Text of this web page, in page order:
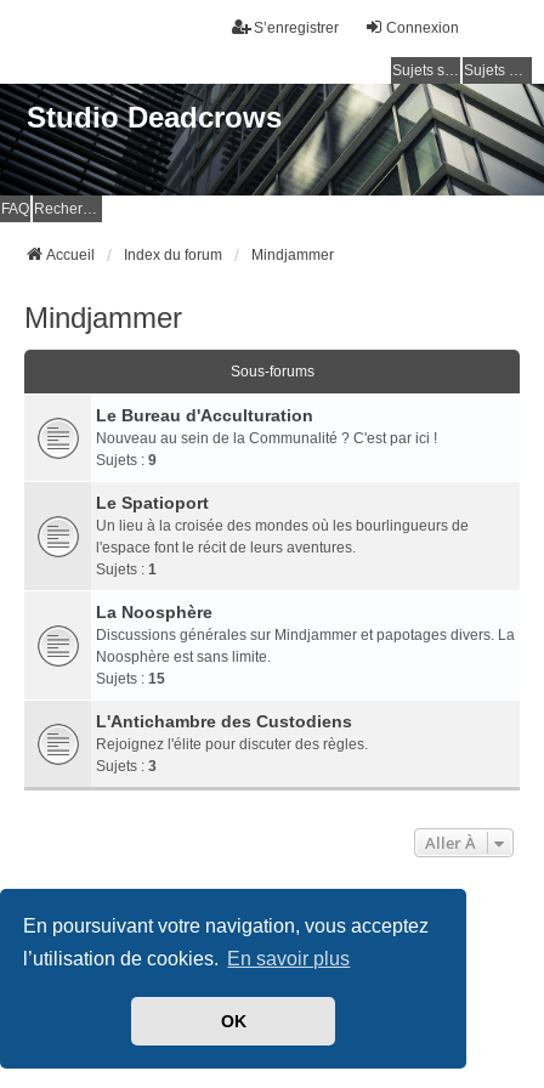
En poursuivant votre navigation, vous acceptez
l’utilisation de cookies. En savoir plus
OK
Connexion
S’enregistrer
Sujets sans réponse Sujets actifs
Studio Deadcrows
FAQ Rechercher
Accueil Index du forum Mindjammer
Mindjammer
Sous-forums
Le Bureau d'Acculturation
Nouveau au sein de la Communalité ? C'est par ici !
Sujets : 9
Le Spatioport
Un lieu à la croisée des mondes où les bourlingueurs de
l'espace font le récit de leurs aventures.
Sujets : 1
La Noosphère
Discussions générales sur Mindjammer et papotages divers. La
Noosphère est sans limite.
Sujets : 15
L'Antichambre des Custodiens
Rejoignez l'élite pour discuter des règles.
Sujets : 3
Aller À
Accueil Index du forum Nous contacter
Développé parphpBB® Forum Software © phpBB Limited
created by INVENTEA & v12mike